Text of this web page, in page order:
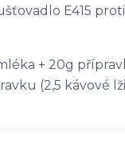
E415
+ 20g
(2,5 kávové